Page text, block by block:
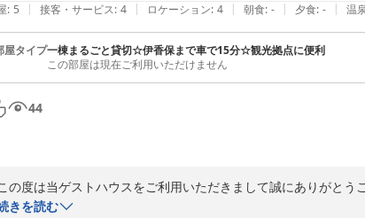
: 5 | 接客・サービス: 4 | ロケーション: 4 | 朝食: - | 夕食: - | 温
屋タイプ一棟まるごと貸切☆伊香保まで車で15分☆観光拠点に便利
この部屋は現在ご利用いただけません
44
の度は当ゲストハウスをご利用いただきまして誠にありがとう
きを読む